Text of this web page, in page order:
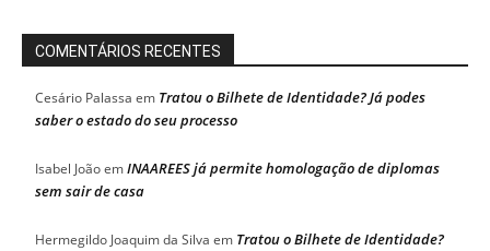
COMENTÁRIOS RECENTES
Cesário Palassa em Tratou o Bilhete de Identidade? Já podes
saber o estado do seu processo
Isabel JoãoemINAAREES já permite homologação de diplomas
sem sair de casa
Hermegildo Joaquim da Silva em Tratou o Bilhete de Identidade?